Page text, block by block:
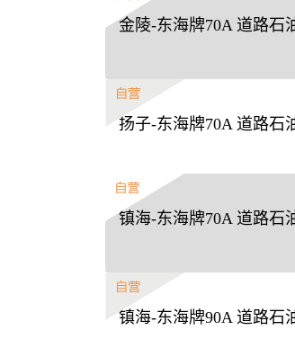
金陵-东海牌70A 道路石
扬子-东海牌70A 道路石
镇海-东海牌70A 道路石
镇海-东海牌90A 道路石